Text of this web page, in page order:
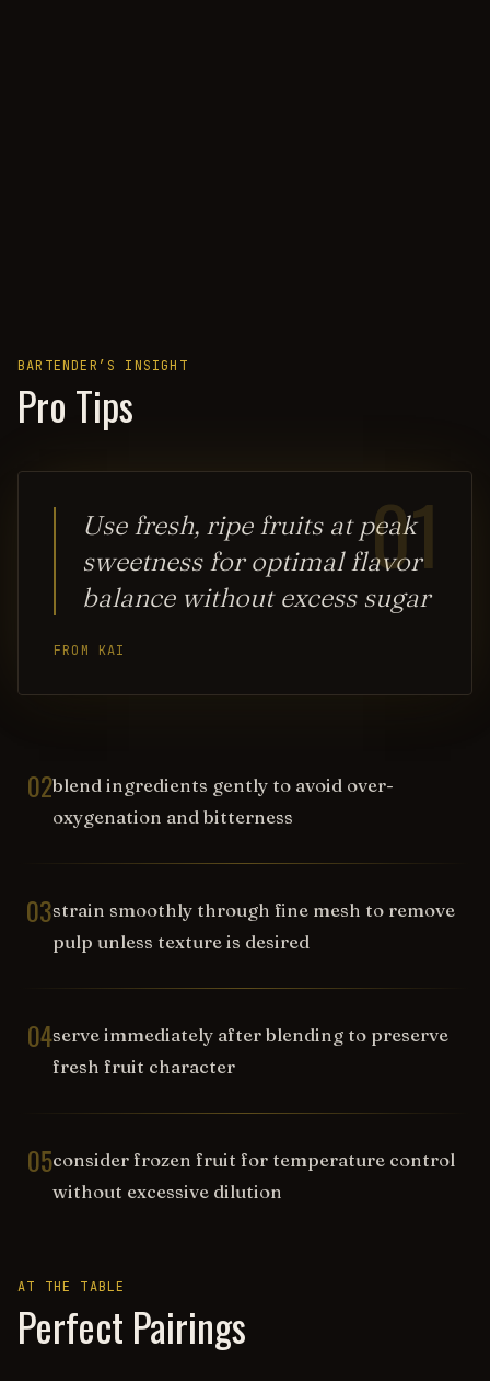
BARTENDER’S INSIGHT
Pro Tips
01
Use fresh, ripe fruits at peak
sweetness for optimal flavor
balance without excess sugar
FROM KAI
02blend ingredients gently to avoid over-
oxygenation and bitterness
03strain smoothly through fine mesh to remove
pulp unless texture is desired
04serve immediately after blending to preserve
fresh fruit character
05consider frozen fruit for temperature control
without excessive dilution
AT THE TABLE
Perfect Pairings